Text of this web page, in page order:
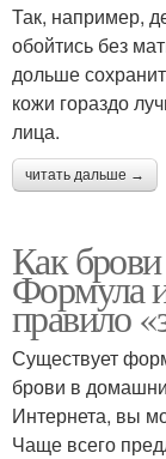
Так, например,
обойтись без
дольше
кожи гораздо
лица.
читать дальше →
Как
Формула
правило
Существует
брови в
Интернета, вы
Чаще всего